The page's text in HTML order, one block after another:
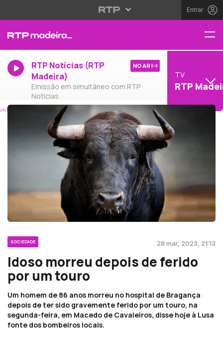
Entrar
RTP Notícias (RTP
Madeira)
Emissão em simultâneo com RTP
Notícias
NO AR
TV
RTP
SOCIEDADE 28 mar, 2023, 21:13
Idoso morreu depois de ferido
por um touro
Um homem de 86 anos morreu no hospital de Bragança
depois de ter sido gravemente ferido por um touro, na
segunda-feira, em Macedo de Cavaleiros, disse hoje à Lusa
fonte dos bombeiros locais.